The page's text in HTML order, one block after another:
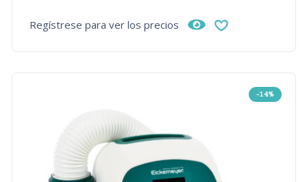
Regístrese para ver los precios
-14%